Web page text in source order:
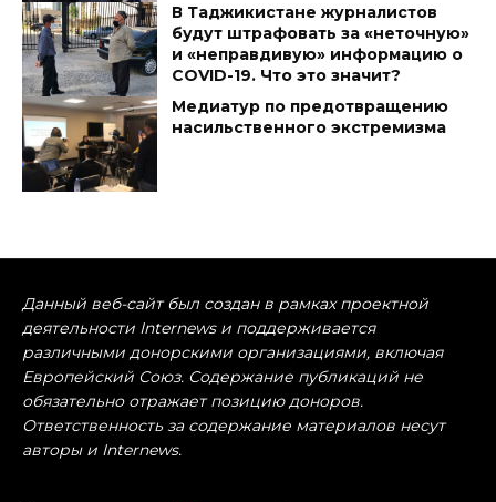
В Таджикистане журналистов
будут штрафовать за «неточную»
и «неправдивую» информацию о
COVID-19. Что это значит?
Медиатур по предотвращению
насильственного экстремизма
Данный веб-сайт был создан в рамках проектной
деятельности Internews и поддерживается
различными донорскими организациями, включая
Европейский Союз. Содержание публикаций не
обязательно отражает позицию доноров.
Ответственность за содержание материалов несут
авторы и Internews.